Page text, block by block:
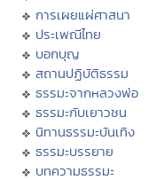
การเผยแผ่ศาสนา
ประเพณีไทย
บอกบุญ
สถานปฏิบัติธรรม
ธรรมะจากหลวงพ่อ
ธรรมะกับเยาวชน
นิทานธรรมะบันเทิง
ธรรมะบรรยาย
บทความธรรมะ